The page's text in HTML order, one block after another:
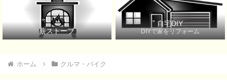
薪ストーブ
自宅DIY
DIYで家をリフォーム
ホーム クルマ・バイク